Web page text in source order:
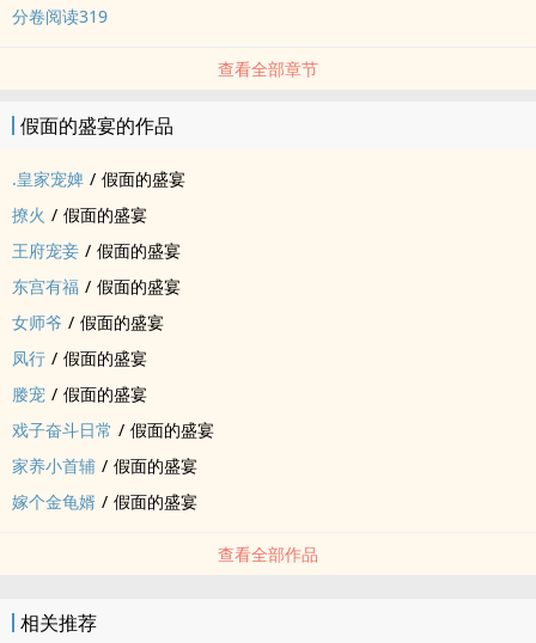
苦辣喜怒悲欢。
分卷阅读319
查看全部章节
假面的盛宴的作品
.皇家宠婢 / 假面的盛宴
撩火 / 假面的盛宴
王府宠妾 / 假面的盛宴
东宫有福 / 假面的盛宴
女师爷 / 假面的盛宴
凤行 / 假面的盛宴
媵宠 / 假面的盛宴
戏子奋斗日常 / 假面的盛宴
家养小首辅 / 假面的盛宴
嫁个金龟婿 / 假面的盛宴
查看全部作品
相关推荐